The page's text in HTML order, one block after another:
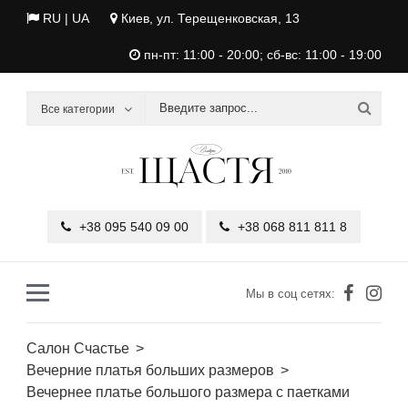
RU | UA Киев, ул. Терещенковская, 13
пн-пт: 11:00 - 20:00; сб-вс: 11:00 - 19:00
Все категории
+38 095 540 09 00 +38 068 811 811 8
Мы в соц сетях:
Салон Счастье
Вечерние платья больших размеров
Вечернее платье большого размера с паетками